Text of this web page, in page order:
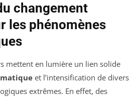
changement
les phénomènes
mettent en lumière un lien solide
et l’intensification de divers
extrêmes. En effet, des